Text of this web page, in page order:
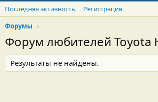
Последняя активность
Регистрация
Форумы
Форум любителей Toyota
Результаты не найдены.